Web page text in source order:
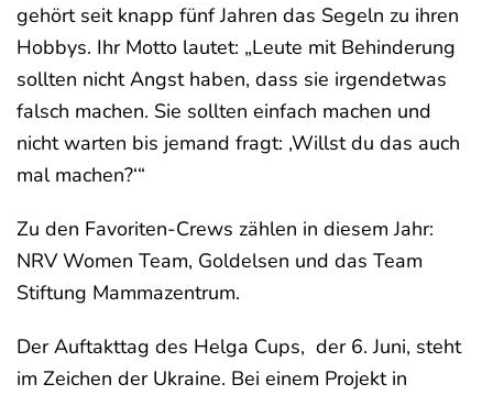
gehört seit knapp fünf Jahren das Segeln zu ihren
Hobbys. Ihr Motto lautet: „Leute mit Behinderung
sollten nicht Angst haben, dass sie irgendetwas
falsch machen. Sie sollten einfach machen und
nicht warten bis jemand fragt: ‚Willst du das auch
mal machen?‘“
Zu den Favoriten-Crews zählen in diesem Jahr:
NRV Women Team, Goldelsen und das Team
Stiftung Mammazentrum.
Der Auftakttag des Helga Cups, der 6. Juni, steht
im Zeichen der Ukraine. Bei einem Projekt in